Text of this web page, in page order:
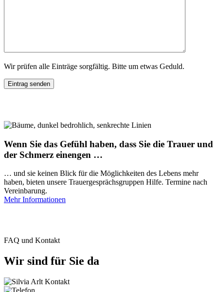
Wir prüfen alle Einträge sorgfältig. Bitte um etwas Geduld.
Wenn Sie das Gefühl haben, dass Sie die Trauer und
der Schmerz einengen …
… und sie keinen Blick für die Möglichkeiten des Lebens mehr
haben, bieten unsere Trauergesprächsgruppen Hilfe. Termine nach
Vereinbarung.
Mehr Informationen
FAQ und Kontakt
Wir sind für Sie da